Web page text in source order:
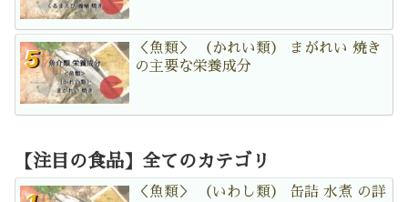
＜魚類＞ （かれい類） まがれい 焼き
の主要な栄養成分
【注目の食品】全てのカテゴリ
＜魚類＞ （いわし類） 缶詰 水煮 の詳